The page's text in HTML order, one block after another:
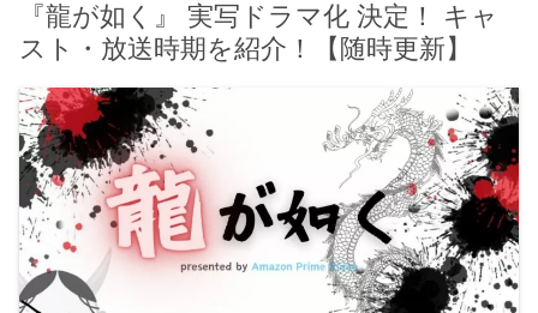
『龍が如く』 実写ドラマ化 決定！ キャ
スト・放送時期を紹介！【随時更新】